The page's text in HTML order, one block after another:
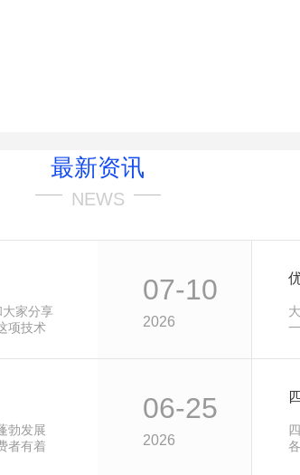
最新资讯
NEWS
家分享
项技术
07-10
2026
勃发展
者有着
06-25
2026